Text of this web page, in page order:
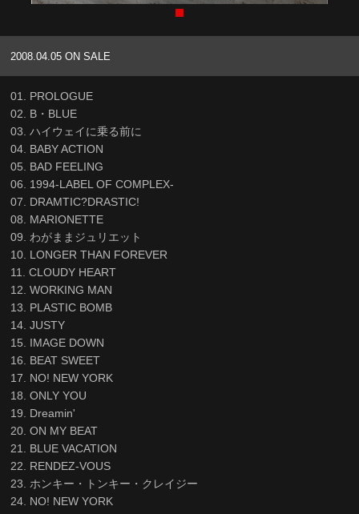
2008.04.05 ON SALE
01. PROLOGUE
02. B・BLUE
03. ハイウェイに乗る前に
04. BABY ACTION
05. BAD FEELING
06. 1994-LABEL OF COMPLEX-
07. DRAMTIC?DRASTIC!
08. MARIONETTE
09. わがままジュリエット
10. LONGER THAN FOREVER
11. CLOUDY HEART
12. WORKING MAN
13. PLASTIC BOMB
14. JUSTY
15. IMAGE DOWN
16. BEAT SWEET
17. NO! NEW YORK
18. ONLY YOU
19. Dreamin'
20. ON MY BEAT
21. BLUE VACATION
22. RENDEZ-VOUS
23. ホンキー・トンキー・クレイジー
24. NO! NEW YORK